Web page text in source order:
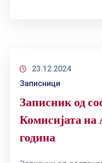
23.12.2024
Записници
Записник од
Комисијата
година